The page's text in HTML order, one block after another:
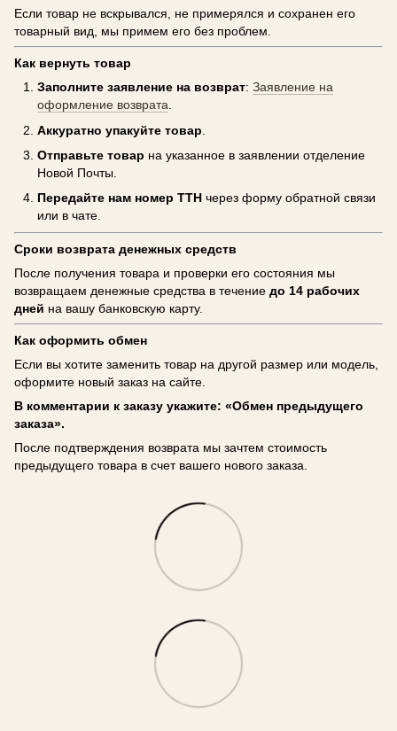
Если товар не вскрывался, не примерялся и сохранен его
товарный вид, мы примем его без проблем.
Как вернуть товар
Заполните заявление на возврат: Заявление на
оформление возврата
Аккуратно упакуйте товар
Отправьте товар на указанное в заявлении отделение
Новой Почты.
Передайте нам номер ТТН через форму обратной связи
или в чате.
Сроки возврата денежных средств
После получения товара и проверки его состояния мы
возвращаем денежные средства в течение до 14 рабочих
дней на вашу банковскую карту.
Как оформить обмен
Если вы хотите заменить товар на другой размер или модель,
оформите новый заказ на сайте.
В комментарии к заказу укажите: «Обмен предыдущего
заказа».
После подтверждения возврата мы зачтем стоимость
предыдущего товара в счет вашего нового заказа.